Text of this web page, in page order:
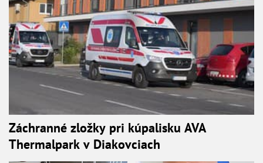
Záchranné zložky pri kúpalisku AVA
Thermalpark v Diakovciach